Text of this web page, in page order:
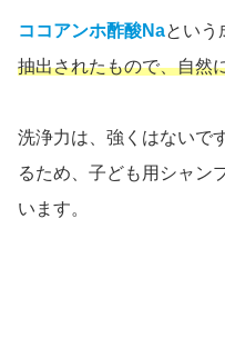
ココアンホ酢酸Naという
抽出されたもので、自然
洗浄力は、強くはないで
るため、子ども用シャン
います。